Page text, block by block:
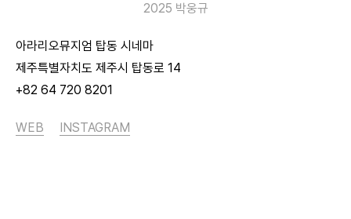
2025 박웅규
아라리오뮤지엄 탑동 시네마
제주특별자치도 제주시 탑동로 14
+82 64 720 8201
WEB INSTAGRAM